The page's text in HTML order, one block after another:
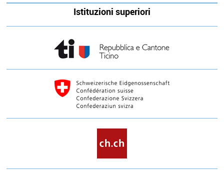
Istituzioni superiori